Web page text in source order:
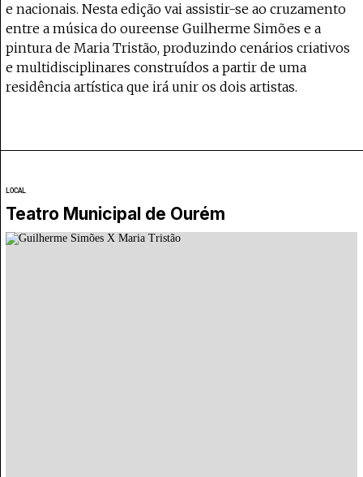
e nacionais. Nesta edição vai assistir-se ao cruzamento
entre a música do oureense Guilherme Simões e a
pintura de Maria Tristão, produzindo cenários criativos
e multidisciplinares construídos a partir de uma
residência artística que irá unir os dois artistas.
LOCAL
Teatro Municipal de Ourém